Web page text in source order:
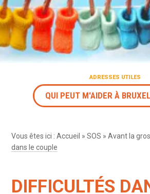
ADRESSES UTILES
QUI PEUT M'AIDER À
Vous êtes ici :Accueil »SOS »Avant la
dans le couple
DIFFICULTÉS